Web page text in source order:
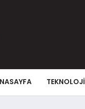
TEKNOLOJI